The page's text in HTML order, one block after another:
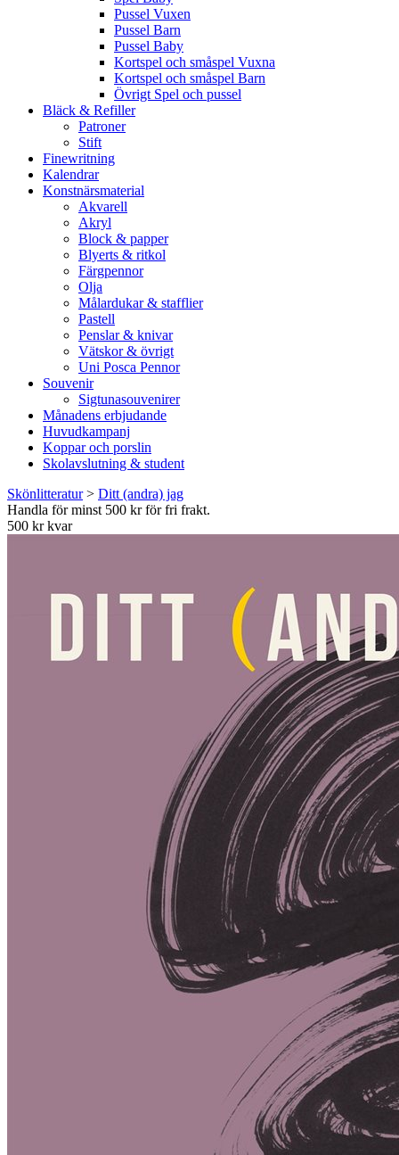
Pussel Vuxen
Pussel Barn
Pussel Baby
Kortspel och småspel Vuxna
Kortspel och småspel Barn
Övrigt Spel och pussel
Bläck & Refiller
Patroner
Stift
Finewritning
Kalendrar
Konstnärsmaterial
Akvarell
Akryl
Block & papper
Blyerts & ritkol
Färgpennor
Olja
Målardukar & stafflier
Pastell
Penslar & knivar
Vätskor & övrigt
Uni Posca Pennor
Souvenir
Sigtunasouvenirer
Månadens erbjudande
Huvudkampanj
Koppar och porslin
Skolavslutning & student
Skönlitteratur> Ditt (andra) jag
Handla för minst 500 kr för fri frakt.
500 kr kvar